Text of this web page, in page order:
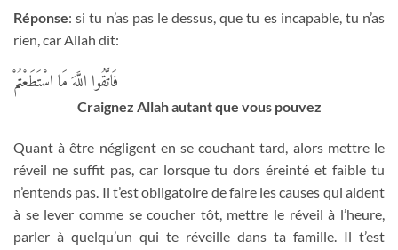
Réponse: si tu n’as pas le dessus, que tu es incapable, tu n’as
rien, car Allah dit:
فَاتَّقُوا اللَّهَ مَا اسْتَطَعْتُمْ
Craignez Allah autant que vous pouvez
Quant à être négligent en se couchant tard, alors mettre le
réveil ne suffit pas, car lorsque tu dors éreinté et faible tu
n’entends pas. Il t’est obligatoire de faire les causes qui aident
à se lever comme se coucher tôt, mettre le réveil à l’heure,
parler à quelqu’un qui te réveille dans ta famille. Il t’est